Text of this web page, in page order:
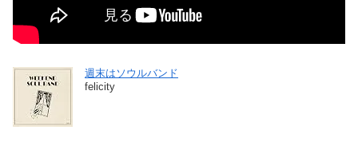
週末はソウルバンド
felicity